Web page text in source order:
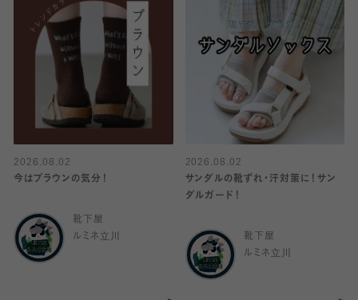
2026.08.02
今はブラウンの気分！
靴下屋
ルミネ立川
2026.08.02
サンダルの靴ずれ・汗対策に！サン
ダルガード！
靴下屋
ルミネ立川